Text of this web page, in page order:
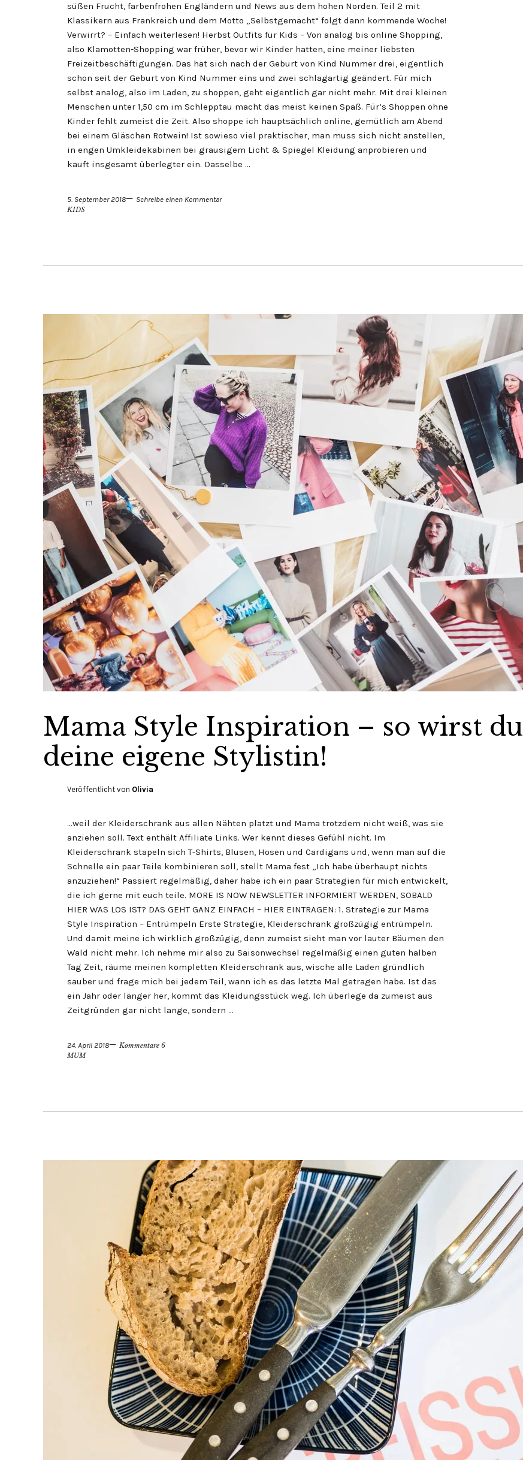
süßen Frucht, farbenfrohen Engländern und News aus dem hohen Norden. Teil 2 mit
Klassikern aus Frankreich und dem Motto „Selbstgemacht“ folgt dann kommende Woche!
Verwirrt? – Einfach weiterlesen! Herbst Outfits für Kids – Von analog bis online Shopping,
also Klamotten-Shopping war früher, bevor wir Kinder hatten, eine meiner liebsten
Freizeitbeschäftigungen. Das hat sich nach der Geburt von Kind Nummer drei, eigentlich
schon seit der Geburt von Kind Nummer eins und zwei schlagartig geändert. Für mich
selbst analog, also im Laden, zu shoppen, geht eigentlich gar nicht mehr. Mit drei kleinen
Menschen unter 1,50 cm im Schlepptau macht das meist keinen Spaß. Für’s Shoppen ohne
Kinder fehlt zumeist die Zeit. Also shoppe ich hauptsächlich online, gemütlich am Abend
bei einem Gläschen Rotwein! Ist sowieso viel praktischer, man muss sich nicht anstellen,
in engen Umkleidekabinen bei grausigem Licht & Spiegel Kleidung anprobieren und
kauft insgesamt überlegter ein. Dasselbe …
5. September 2018 Schreibe einen Kommentar
KIDS
Mama Style Inspiration – so wirst du
deine eigene Stylistin!
Veröffentlicht von Olivia
…weil der Kleiderschrank aus allen Nähten platzt und Mama trotzdem nicht weiß, was sie
anziehen soll. Text enthält Affiliate Links. Wer kennt dieses Gefühl nicht. Im
Kleiderschrank stapeln sich T-Shirts, Blusen, Hosen und Cardigans und, wenn man auf die
Schnelle ein paar Teile kombinieren soll, stellt Mama fest „Ich habe überhaupt nichts
anzuziehen!“ Passiert regelmäßig, daher habe ich ein paar Strategien für mich entwickelt,
die ich gerne mit euch teile. MORE IS NOW NEWSLETTER INFORMIERT WERDEN, SOBALD
HIER WAS LOS IST? DAS GEHT GANZ EINFACH – HIER EINTRAGEN: 1. Strategie zur Mama
Style Inspiration – Entrümpeln Erste Strategie, Kleiderschrank großzügig entrümpeln.
Und damit meine ich wirklich großzügig, denn zumeist sieht man vor lauter Bäumen den
Wald nicht mehr. Ich nehme mir also zu Saisonwechsel regelmäßig einen guten halben
Tag Zeit, räume meinen kompletten Kleiderschrank aus, wische alle Laden gründlich
sauber und frage mich bei jedem Teil, wann ich es das letzte Mal getragen habe. Ist das
ein Jahr oder länger her, kommt das Kleidungsstück weg. Ich überlege da zumeist aus
Zeitgründen gar nicht lange, sondern …
24. April 2018
Kommentare 6
MUM